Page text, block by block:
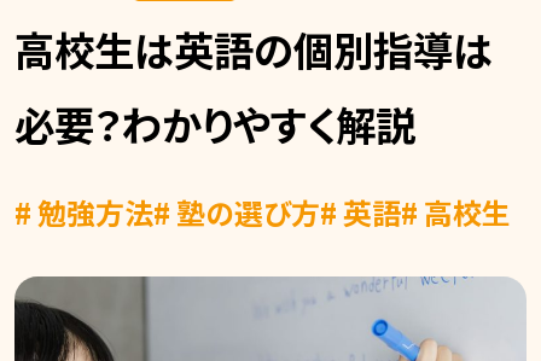
高校生は英語の個別指導は
必要？わかりやすく解説
# 勉強方法# 塾の選び方# 英語# 高校生